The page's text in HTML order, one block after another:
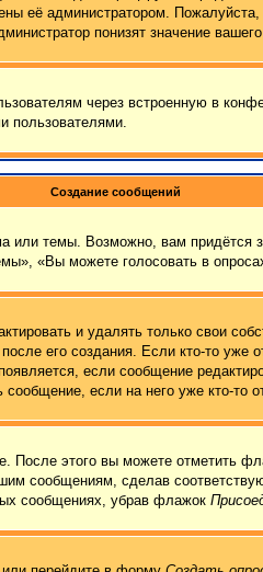
её администратором.
понизят значение
через встроенную в
пользователями.
Создание сообщений
темы. Возможно, вам придётся
«Вы можете голосовать в
и удалять только свои
его создания. Если кто-то
если сообщение
если на него уже кто-то
После этого вы можете отметить
сообщениям, сделав
сообщениях, убрав флажок